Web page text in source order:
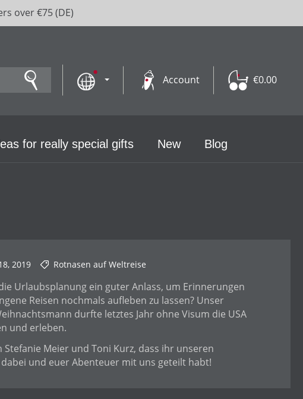
over €75 (DE)
Account €0.00
for really special gifts New Blog
2019 Rotnasen auf Weltreise
Urlaubsplanung ein guter Anlass, um Erinnerungen
Reisen nochmals aufleben zu lassen? Unser
durfte letztes Jahr ohne Visum die USA
und erleben.
Stefanie Meier und Toni Kurz, dass ihr unseren
dabei und euer Abenteuer mit uns geteilt habt!